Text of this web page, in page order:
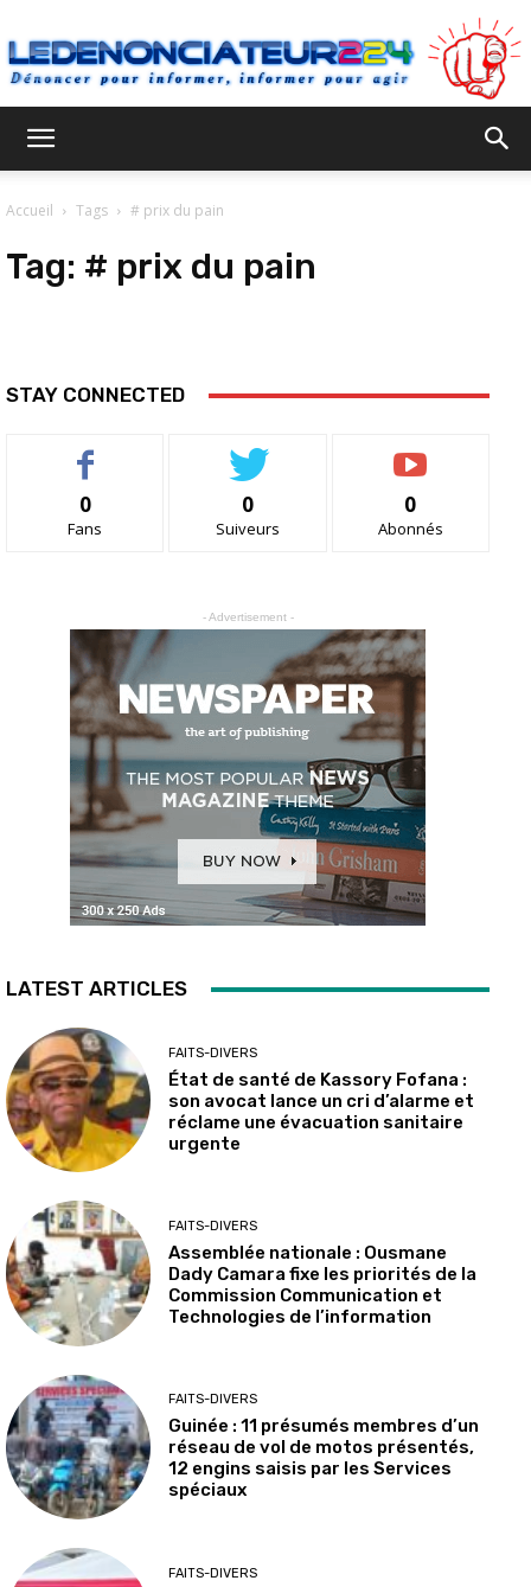
Accueil Tags # prix du pain
Tag: # prix du pain
STAY CONNECTED
0
Fans
0
Suiveurs
0
Abonnés
- Advertisement -
LATEST ARTICLES
FAITS-DIVERS
État de santé de Kassory Fofana :
son avocat lance un cri d’alarme et
réclame une évacuation sanitaire
urgente
FAITS-DIVERS
Assemblée nationale : Ousmane
Dady Camara fixe les priorités de la
Commission Communication et
Technologies de l’information
FAITS-DIVERS
Guinée : 11 présumés membres d’un
réseau de vol de motos présentés,
12 engins saisis par les Services
spéciaux
FAITS-DIVERS